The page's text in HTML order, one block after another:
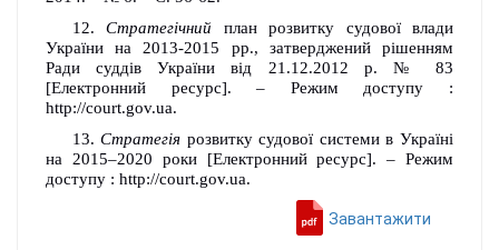
12.Стратегічний план розвитку судової влади
України на 2013-2015 рр., затверджений рішенням
Ради суддів України від 21.12.2012 р. № 83
[Електронний ресурс]. – Режим доступу :
http://court.gov.ua.
13.Стратегія розвитку судової системи в Україні
на 2015–2020 роки [Електронний ресурс]. – Режим
доступу : http://court.gov.ua.
Завантажити